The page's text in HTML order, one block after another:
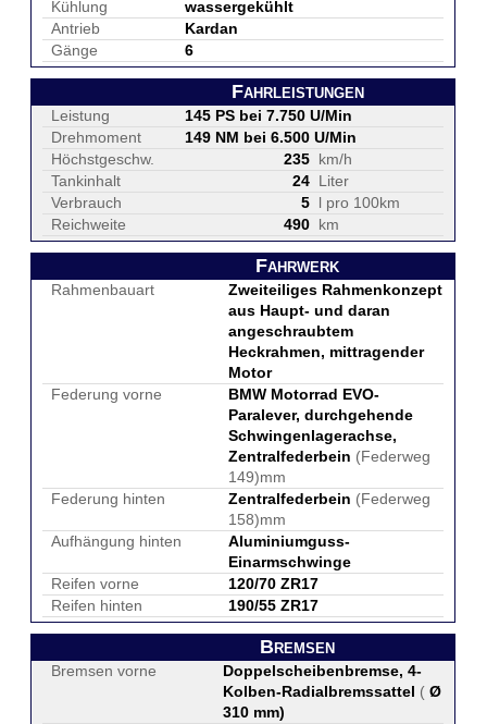
Kühlung
wassergekühlt
Antrieb
Kardan
Gänge
6
Fahrleistungen
Leistung
145 PS bei 7.750 U/Min
Drehmoment
149 NM bei 6.500 U/Min
Höchstgeschw.
235 km/h
Tankinhalt
24 Liter
Verbrauch
5 l pro 100km
Reichweite
490 km
Fahrwerk
Rahmenbauart
Zweiteiliges Rahmenkonzept
aus Haupt- und daran
angeschraubtem
Heckrahmen, mittragender
Motor
Federung vorne
BMW Motorrad EVO-
Paralever, durchgehende
Schwingenlagerachse,
Zentralfederbein (Federweg
149)mm
Federung hinten
Zentralfederbein (Federweg
158)mm
Aufhängung hinten
Aluminiumguss-
Einarmschwinge
Reifen vorne
120/70 ZR17
Reifen hinten
190/55 ZR17
Bremsen
Bremsen vorne
Doppelscheibenbremse, 4-
Kolben-Radialbremssattel ( Ø
310 mm)